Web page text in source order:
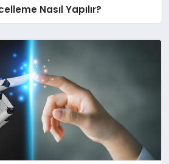
Nasıl Yapılır?